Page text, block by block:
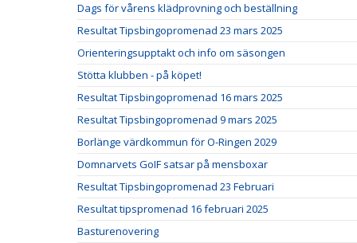
Dags för vårens klädprovning och beställning
Resultat Tipsbingopromenad 23 mars 2025
Orienteringsupptakt och info om säsongen
Stötta klubben - på köpet!
Resultat Tipsbingopromenad 16 mars 2025
Resultat Tipsbingopromenad 9 mars 2025
Borlänge värdkommun för O-Ringen 2029
Domnarvets GoIF satsar på mensboxar
Resultat Tipsbingopromenad 23 Februari
Resultat tipspromenad 16 februari 2025
Basturenovering